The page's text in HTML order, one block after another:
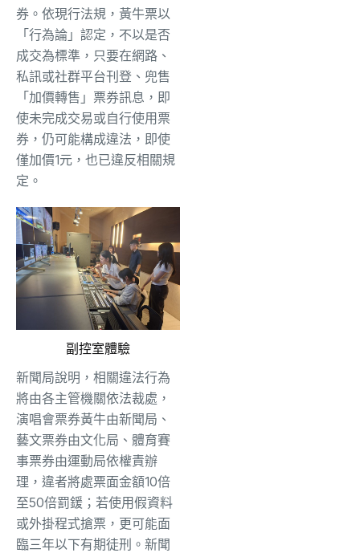
券。依現行法規，黃牛票以
「行為論」認定，不以是否
成交為標準，只要在網路、
私訊或社群平台刊登、兜售
「加價轉售」票券訊息，即
使未完成交易或自行使用票
券，仍可能構成違法，即使
僅加價1元，也已違反相關規
定。
副控室體驗
新聞局說明，相關違法行為
將由各主管機關依法裁處，
演唱會票券黃牛由新聞局、
藝文票券由文化局、體育賽
事票券由運動局依權責辦
理，違者將處票面金額10倍
至50倍罰鍰；若使用假資料
或外掛程式搶票，更可能面
臨三年以下有期徒刑。新聞